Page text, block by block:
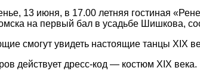
13 июня, в 17.00 летняя гостиная
на первый бал в усадьбе Шишкова,
смогут увидеть настоящие танцы XIX
действует дресс-код — костюм XIX века.